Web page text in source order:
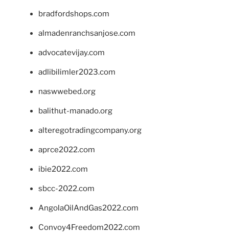
bradfordshops.com
almadenranchsanjose.com
advocatevijay.com
adlibilimler2023.com
naswwebed.org
balithut-manado.org
alteregotradingcompany.org
aprce2022.com
ibie2022.com
sbcc-2022.com
AngolaOilAndGas2022.com
Convoy4Freedom2022.com